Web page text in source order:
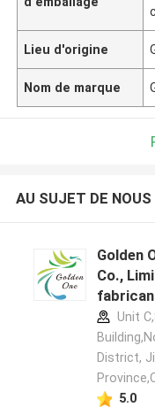
Lieu d'origine
Nom de marque
AU SUJET DE NOUS
Golden
Co.,
Unit
District,
5.0